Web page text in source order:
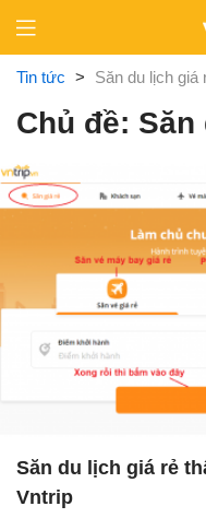
content
Tin tức > Săn du lịch giá
Chủ đề:
Săn du lịch giá rẻ
Vntrip